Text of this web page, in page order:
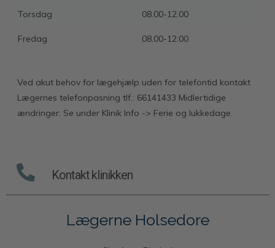
Torsdag 08.00-12.00
Fredag 08.00-12.00
Ved akut behov for lægehjælp uden for telefontid kontakt
Lægernes telefonpasning tlf.: 66141433 Midlertidige
ændringer: Se under Klinik Info -> Ferie og lukkedage.
Kontakt klinikken
Lægerne Holsedore